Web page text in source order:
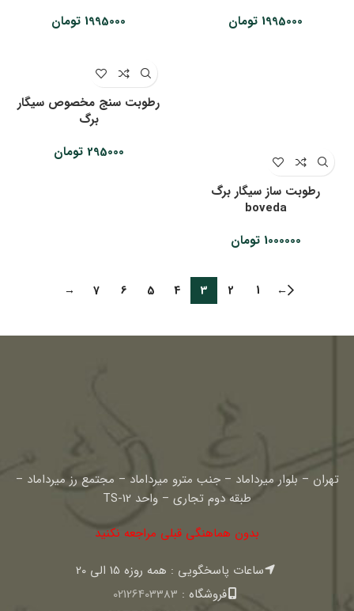
1995000 تومان
1995000 تومان
رطوبت ساز سیگار برگ
boveda
1000000 تومان
رطوبت سنج مخصوص سیگار
برگ
295000 تومان
←
1
2
3
4
5
6
7
→
تهران – بلوار میرداماد – جنب مترو میرداماد – مجتمع رز میرداماد –
طبقه دوم تجاری – واحد TS-12
بدون هماهنگی قبلی مراجعه نکنید
ساعات پاسخگویی : همه روزه 15 الی 20
فروشگاه : 02126403383